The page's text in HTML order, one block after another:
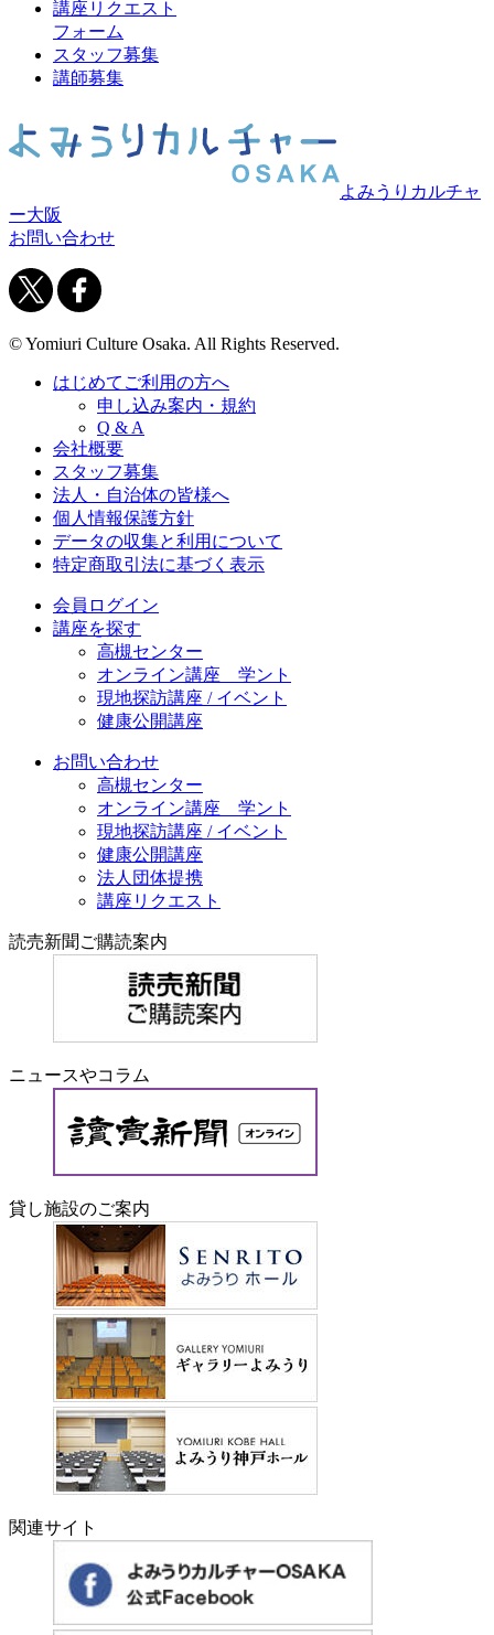
講座リクエスト
フォーム
スタッフ募集
講師募集
よみうりカルチャ
ー大阪
お問い合わせ
© Yomiuri Culture Osaka. All Rights Reserved.
はじめてご利用の方へ
申し込み案内・規約
Q & A
会社概要
スタッフ募集
法人・自治体の皆様へ
個人情報保護方針
データの収集と利用について
特定商取引法に基づく表示
会員ログイン
講座を探す
高槻センター
オンライン講座 学ント
現地探訪講座 / イベント
健康公開講座
お問い合わせ
高槻センター
オンライン講座 学ント
現地探訪講座 / イベント
健康公開講座
法人団体提携
講座リクエスト
読売新聞ご購読案内
ニュースやコラム
貸し施設のご案内
関連サイト